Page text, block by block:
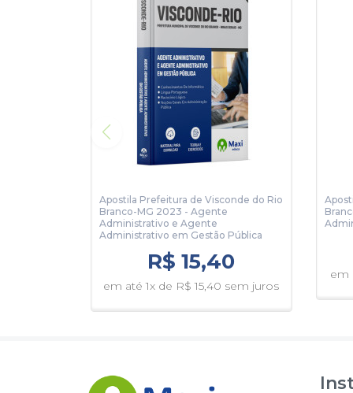
Apostila Prefeitura de Visconde do Rio
Branco-MG 2023 - Agente
Administrativo e Agente
Administrativo em Gestão Pública
R$ 15,40
em até 1x de R$ 15,40 sem juros
em